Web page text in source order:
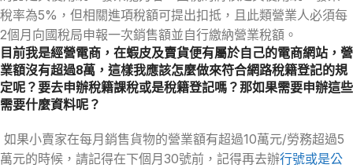
稅率為5%，但相關進項稅額可提出扣抵，且此類營業人必須每
2個月向國稅局申報一次銷售額並自行繳納營業稅額。
目前我是經營電商，在蝦皮及賣貨便有屬於自己的電商網站，營
業額沒有超過8萬，這樣我應該怎麼做來符合網路稅籍登記的規
定呢？要去申辦稅籍課稅或是稅籍登記嗎？那如果需要申辦這些
需要什麼資料呢？
如果小賣家在每月銷售貨物的營業額有超過10萬元/勞務超過5
萬元的時候，請記得在下個月30號前，記得再去辦行號或是公